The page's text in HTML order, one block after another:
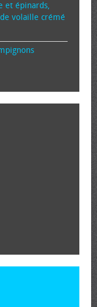
et épinards,
volaille crémé